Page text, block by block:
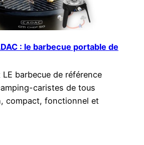
: le barbecue portable de
barbecue de référence
caristes de tous
compact, fonctionnel et